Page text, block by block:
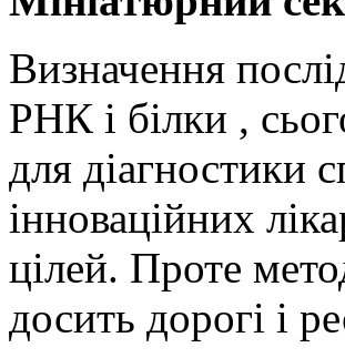
Визначення
РНК і білки ,
для діагностики
інноваційних
цілей. Проте
досить дорогі і